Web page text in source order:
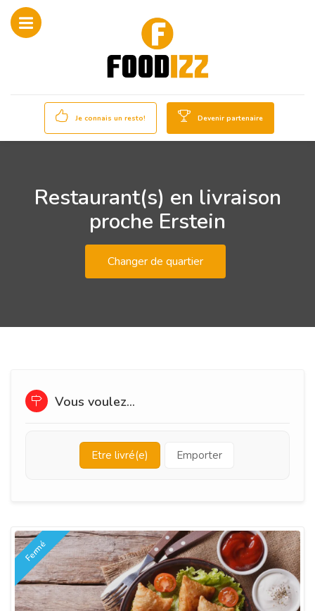
Je connais un resto! Devenir partenaire
Restaurant(s) en livraison
proche Erstein
Changer de quartier
Vous voulez...
Etre livré(e) Emporter
Fermé